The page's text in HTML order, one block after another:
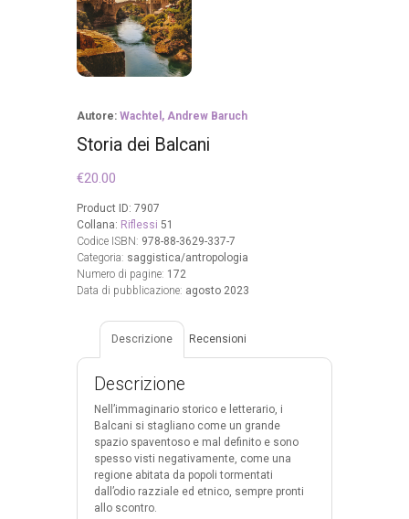
Autore: Wachtel, Andrew Baruch
Storia dei Balcani
€20.00
Product ID: 7907
Collana: Riflessi 51
Codice ISBN: 978-88-3629-337-7
Categoria: saggistica/antropologia
Numero di pagine: 172
Data di pubblicazione: agosto 2023
Descrizione Recensioni
Descrizione
Nell’immaginario storico e letterario, i
Balcani si stagliano come un grande
spazio spaventoso e mal definito e sono
spesso visti negativamente, come una
regione abitata da popoli tormentati
dall’odio razziale ed etnico, sempre pronti
allo scontro.